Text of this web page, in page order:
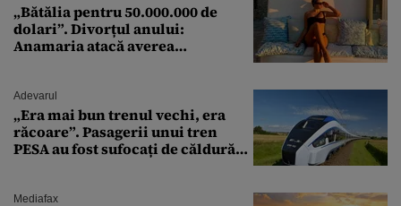
„Bătălia pentru 50.000.000 de
dolari”. Divorțul anului:
Anamaria atacă averea
Adevarul
„Era mai bun trenul vechi, era
răcoare”. Pasagerii unui tren
PESA au fost sufocați de căldură
Mediafax